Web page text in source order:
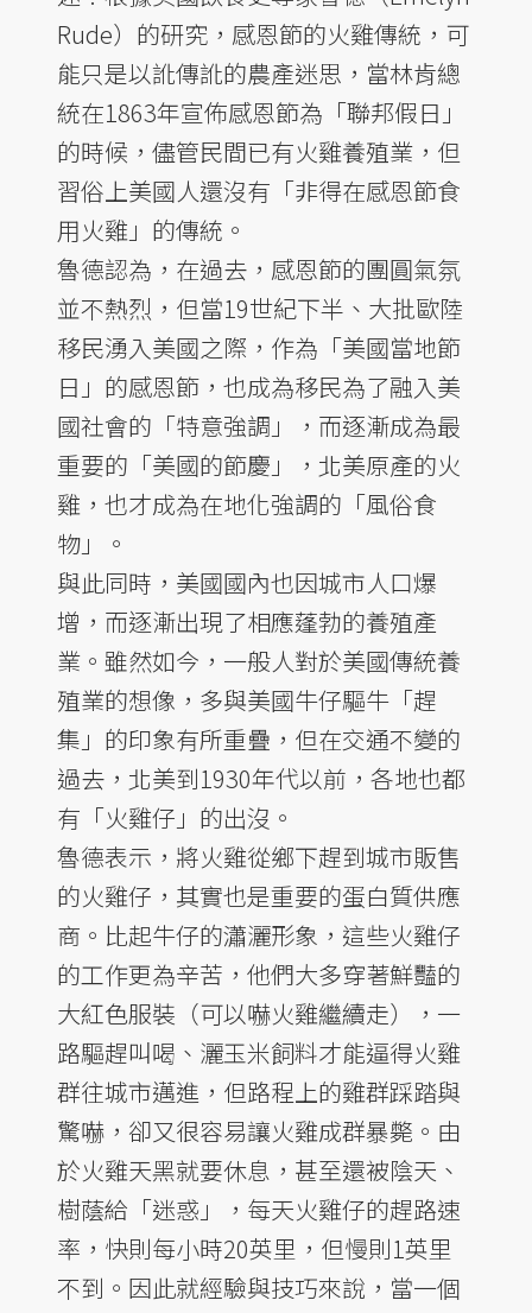
Rude）的研究，感恩節的火雞傳統，可
能只是以訛傳訛的農產迷思，當林肯總
統在1863年宣佈感恩節為「聯邦假日」
的時候，儘管民間已有火雞養殖業，但
習俗上美國人還沒有「非得在感恩節食
用火雞」的傳統。
魯德認為，在過去，感恩節的團圓氣氛
並不熱烈，但當19世紀下半、大批歐陸
移民湧入美國之際，作為「美國當地節
日」的感恩節，也成為移民為了融入美
國社會的「特意強調」，而逐漸成為最
重要的「美國的節慶」，北美原產的火
雞，也才成為在地化強調的「風俗食
物」。
與此同時，美國國內也因城市人口爆
增，而逐漸出現了相應蓬勃的養殖產
業。雖然如今，一般人對於美國傳統養
殖業的想像，多與美國牛仔驅牛「趕
集」的印象有所重疊，但在交通不變的
過去，北美到1930年代以前，各地也都
有「火雞仔」的出沒。
魯德表示，將火雞從鄉下趕到城市販售
的火雞仔，其實也是重要的蛋白質供應
商。比起牛仔的瀟灑形象，這些火雞仔
的工作更為辛苦，他們大多穿著鮮豔的
大紅色服裝（可以嚇火雞繼續走），一
路驅趕叫喝、灑玉米飼料才能逼得火雞
群往城市邁進，但路程上的雞群踩踏與
驚嚇，卻又很容易讓火雞成群暴斃。由
於火雞天黑就要休息，甚至還被陰天、
樹蔭給「迷惑」，每天火雞仔的趕路速
率，快則每小時20英里，但慢則1英里
不到。因此就經驗與技巧來說，當一個